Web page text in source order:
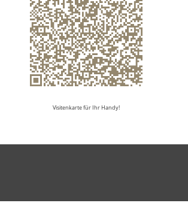
Visitenkarte für Ihr Handy!